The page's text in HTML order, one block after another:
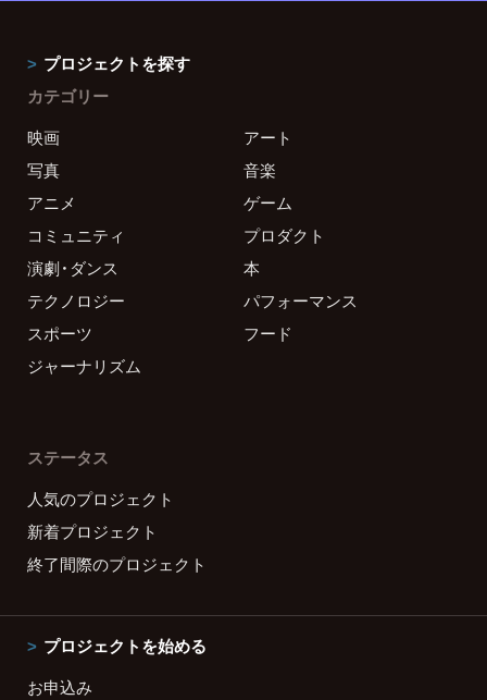
プロジェクトを探す
カテゴリー
映画
アート
写真
音楽
アニメ
ゲーム
コミュニティ
プロダクト
演劇・ダンス
本
テクノロジー
パフォーマンス
スポーツ
フード
ジャーナリズム
ステータス
人気のプロジェクト
新着プロジェクト
終了間際のプロジェクト
プロジェクトを始める
お申込み